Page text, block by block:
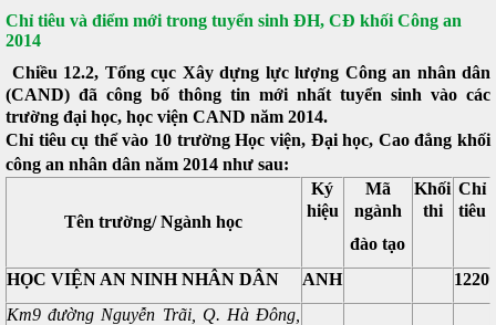
Chỉ tiêu và điểm mới trong tuyển sinh ĐH, CĐ khối Công an
2014
Chiều 12.2, Tổng cục Xây dựng lực lượng Công an nhân dân
(CAND) đã công bố thông tin mới nhất tuyển sinh vào các
trường đại học, học viện CAND năm 2014.
Chỉ tiêu cụ thể vào 10 trường Học viện, Đại học, Cao đẳng khối
công an nhân dân năm 2014 như sau:
Tên trường/ Ngành học
Ký
hiệu
Mã
ngành
đào tạo
Khối
thi
Chỉ
tiêu
HỌC VIỆN AN NINH NHÂN DÂN ANH
1220
Km9 đường Nguyễn Trãi, Q. Hà Đông,